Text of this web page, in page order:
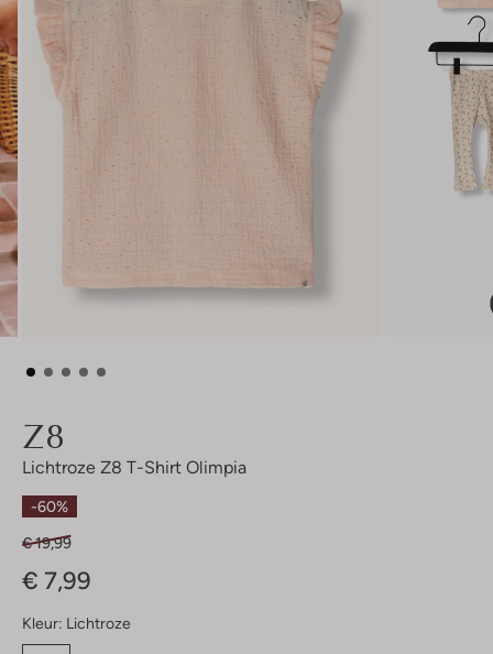
Z8
Lichtroze Z8 T-Shirt Olimpia
-60%
€ 19,99
€ 7,99
Kleur: Lichtroze